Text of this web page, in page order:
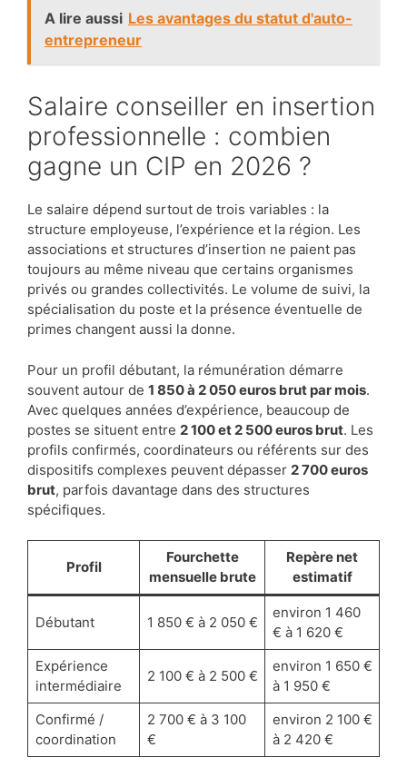
A lire aussi Les avantages du statut d'auto-
entrepreneur
Salaire conseiller en insertion
professionnelle : combien
gagne un CIP en 2026 ?
Le salaire dépend surtout de trois variables : la
structure employeuse, l’expérience et la région. Les
associations et structures d’insertion ne paient pas
toujours au même niveau que certains organismes
privés ou grandes collectivités. Le volume de suivi, la
spécialisation du poste et la présence éventuelle de
primes changent aussi la donne.
Pour un profil débutant, la rémunération démarre
souvent autour de 1 850 à 2 050 euros brut par mois.
Avec quelques années d’expérience, beaucoup de
postes se situent entre 2 100 et 2 500 euros brut. Les
profils confirmés, coordinateurs ou référents sur des
dispositifs complexes peuvent dépasser 2 700 euros
brut, parfois davantage dans des structures
spécifiques.
Profil
Fourchette
mensuelle brute
Repère net
estimatif
Débutant 1 850 € à 2 050 €
environ 1 460
€ à 1 620 €
Expérience
intermédiaire
2 100 € à 2 500 €
environ 1 650 €
à 1 950 €
Confirmé /
coordination
2 700 € à 3 100
€
environ 2 100 €
à 2 420 €